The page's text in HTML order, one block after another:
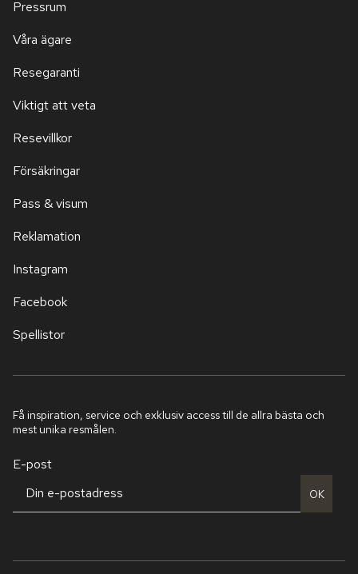
Pressrum
Våra ägare
Resegaranti
Viktigt att veta
Resevillkor
Försäkringar
Pass & visum
Reklamation
Instagram
Facebook
Spellistor
Få inspiration, service och exklusiv access till de allra bästa och
mest unika resmålen.
E-post
OK